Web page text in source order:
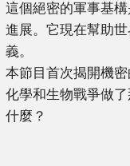
這個絕密的軍事基
進展。它現在幫助
義。
本節目首次揭開機
化學和生物戰爭做
什麼？